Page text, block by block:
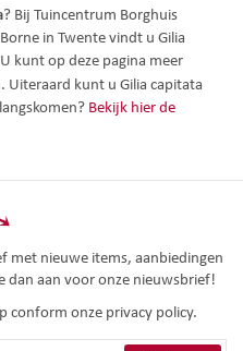
? Bij Tuincentrum Borghuis
in Twente vindt u Gilia
kunt op deze pagina meer
Uiteraard kunt u Gilia capitata
Bekijk hier de
met nieuwe items, aanbiedingen
aan voor onze nieuwsbrief!
conform onze privacy policy.